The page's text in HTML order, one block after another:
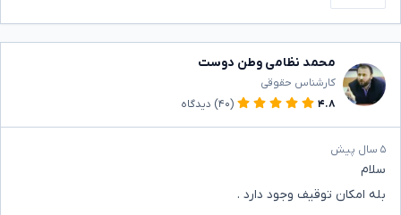
محمد نظامی وطن دوست
کارشناس حقوقی
۴.۸
(۴۰) دیدگاه
۵ سال پیش
سلام
بله امکان توقیف وجود دارد .